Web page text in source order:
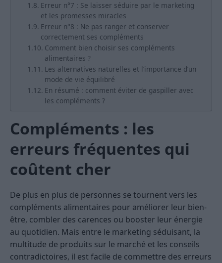
Erreur n°7 : Se laisser séduire par le marketing
et les promesses miracles
Erreur n°8 : Ne pas ranger et conserver
correctement ses compléments
Comment bien choisir ses compléments
alimentaires ?
Les alternatives naturelles et l’importance d’un
mode de vie équilibré
En résumé : comment éviter de gaspiller avec
les compléments ?
Compléments : les
erreurs fréquentes qui
coûtent cher
De plus en plus de personnes se tournent vers les
compléments alimentaires pour améliorer leur bien-
être, combler des carences ou booster leur énergie
au quotidien. Mais entre le marketing séduisant, la
multitude de produits sur le marché et les conseils
contradictoires, il est facile de commettre des erreurs